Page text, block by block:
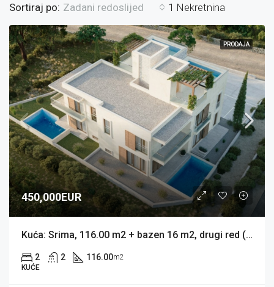
1 Nekretnina
Sortiraj po: Zadani redoslijed
PRODAJA
450,000EUR
Kuća: Srima, 116.00 m2 + bazen 16 m2, drugi red (prodaja)
2 2 116.00m2
KUĆE